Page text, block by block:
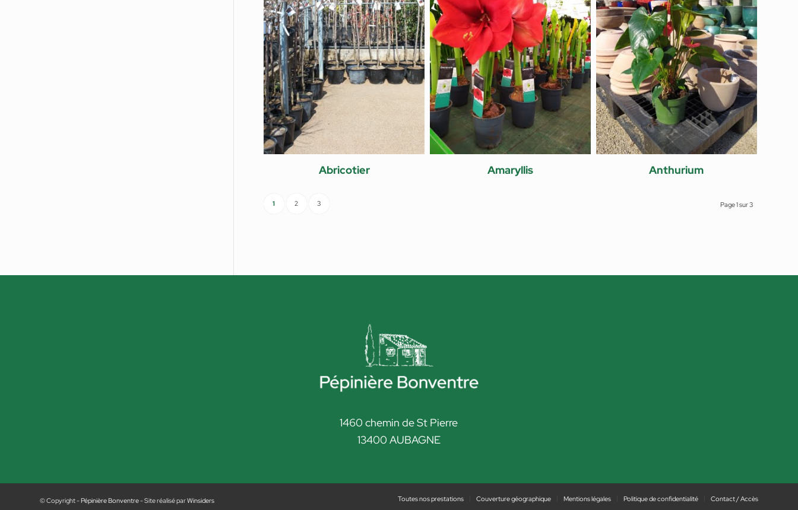
Abricotier Amaryllis Anthurium
Page 1 sur 3
1 2 3
1460 chemin de St Pierre
13400 AUBAGNE
© Copyright -Pépinière Bonventre- Site réalisé parWinsiders Toutes nos prestations Couverture géographique Mentions légales Politique de confidentialité Contact / Accès